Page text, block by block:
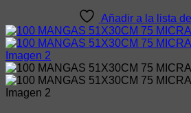
Añadir a la lista